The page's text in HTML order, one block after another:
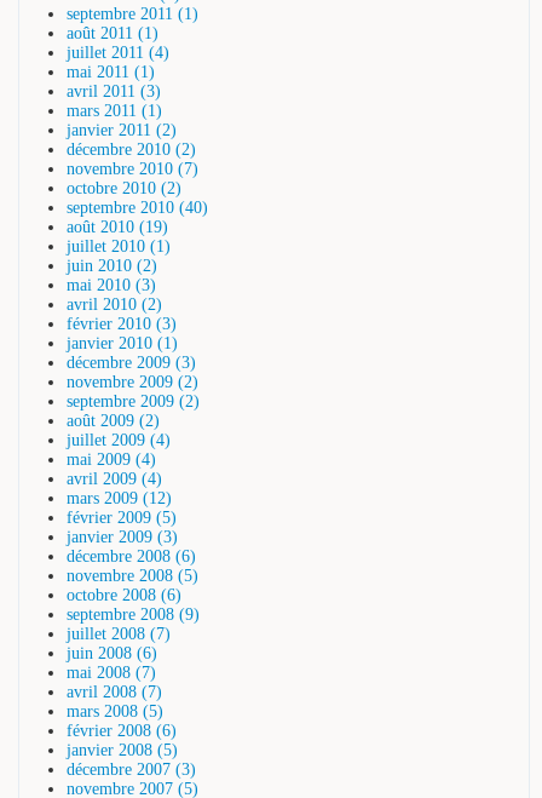
septembre 2011 (1)
août 2011 (1)
juillet 2011 (4)
mai 2011 (1)
avril 2011 (3)
mars 2011 (1)
janvier 2011 (2)
décembre 2010 (2)
novembre 2010 (7)
octobre 2010 (2)
septembre 2010 (40)
août 2010 (19)
juillet 2010 (1)
juin 2010 (2)
mai 2010 (3)
avril 2010 (2)
février 2010 (3)
janvier 2010 (1)
décembre 2009 (3)
novembre 2009 (2)
septembre 2009 (2)
août 2009 (2)
juillet 2009 (4)
mai 2009 (4)
avril 2009 (4)
mars 2009 (12)
février 2009 (5)
janvier 2009 (3)
décembre 2008 (6)
novembre 2008 (5)
octobre 2008 (6)
septembre 2008 (9)
juillet 2008 (7)
juin 2008 (6)
mai 2008 (7)
avril 2008 (7)
mars 2008 (5)
février 2008 (6)
janvier 2008 (5)
décembre 2007 (3)
novembre 2007 (5)